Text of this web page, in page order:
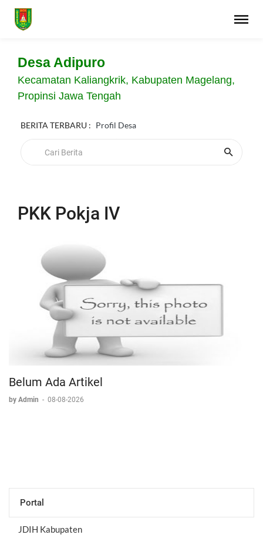
Desa Adipuro
Kecamatan Kaliangkrik, Kabupaten Magelang,
Propinsi Jawa Tengah
BERITA TERBARU : Profil Desa
PKK Pokja IV
Belum Ada Artikel
by Admin - 08-08-2026
Portal
JDIH Kabupaten